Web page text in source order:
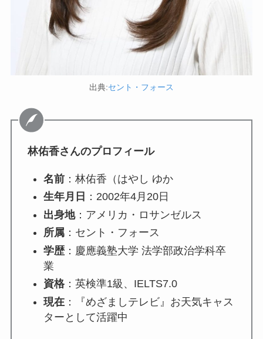
出典:セント・フォース
林佑香さんのプロフィール
名前：林佑香（はやし ゆか
生年月日 ：2002年4月20日
出身地：アメリカ・ロサンゼルス
所属：セント・フォース
学歴：慶應義塾大学 法学部政治学科卒
業
資格：英検準1級、IELTS7.0
現在：『めざましテレビ』お天気キャス
ターとして活躍中